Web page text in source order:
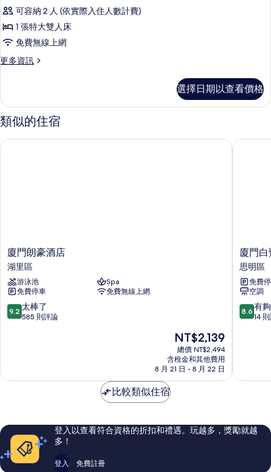
所
有
相
片
床,
海
景
的
情
客
房,
1
張
特
雙
人
床,
城
相
片
可容納 2 人 (依實際入住人數計費)
1 張特大雙人床
免費無線上網
更多資訊
更
客
房,
1
特
詳
情
選擇日期以查看價格
類似的住宿
廈
門
朗
豪
酒
店
湖
廈門朗豪酒店
湖里區
游泳池
Spa
免費停車
免費無線上網
9.2
分，
棒
評
論
9.2 太棒了
585 則評論
現
在
價
格
為
NT$2,139
總價 NT$2,494
含稅金和其他費用
8 月 21 日 - 8 月 22 日
廈門朗豪酒店
廈
門
白
鷺
洲
公
園
酒
區
廈門
思明區
免費
空調
8.6
分，
夠
評
論
8.6 有
14
廈門白
比較類似住宿
登入以查看符合資格的折扣和禮遇。玩越多，獎勵就越
多！
登入 免費註冊